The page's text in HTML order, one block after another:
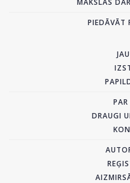
PIEDĀVĀT
DRAUGI